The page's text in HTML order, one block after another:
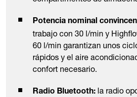
Potencia nominal
trabajo con 30 l/min y
60 l/min garantizan unos
rápidos y el aire
confort necesario.
Radio Bluetooth: la radio